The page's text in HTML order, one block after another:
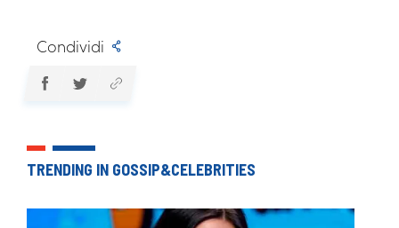
Condividi
TRENDING IN GOSSIP&CELEBRITIES